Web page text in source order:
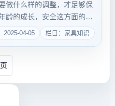
做什么样的调整，才足够保
龄的成长，安全这方面的重
降低，但事实上这种认识是
，需要父母照顾，作为家长
2025-04-05 栏目：家具知识